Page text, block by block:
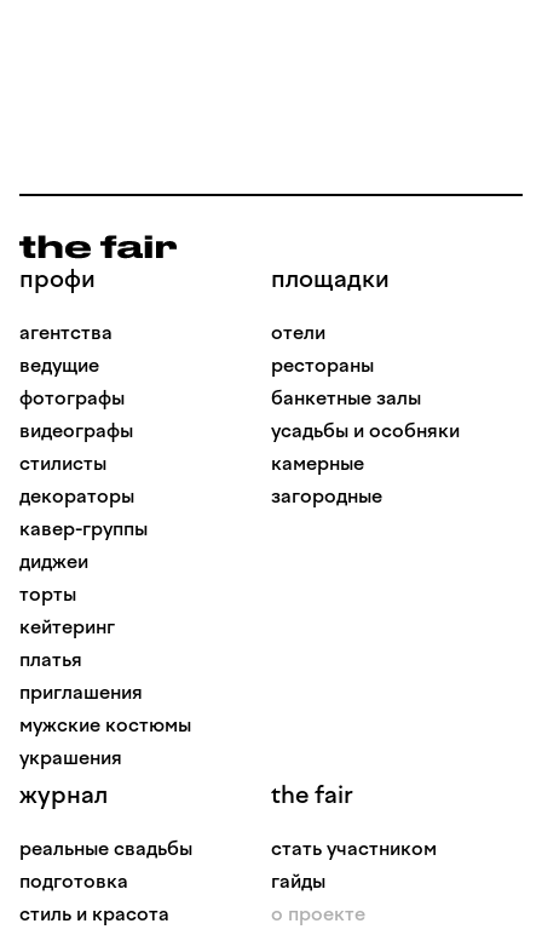
профи
агентства
ведущие
фотографы
видеографы
стилисты
декораторы
кавер-группы
диджеи
торты
кейтеринг
платья
приглашения
мужские костюмы
украшения
площадки
отели
рестораны
банкетные залы
усадьбы и особняки
камерные
загородные
журнал
реальные свадьбы
подготовка
стиль и красота
the fair
стать участником
гайды
о проекте